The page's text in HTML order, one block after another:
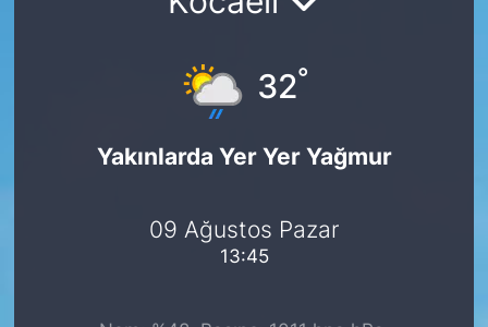
32°
Yakınlarda Yer Yer Yağmur
09 Ağustos Pazar
13:45
FUAR TAKVİMİ
Amerika Fuarları
FESTİVAL HABERLERİ
FESTİVAL TAKVİMİ